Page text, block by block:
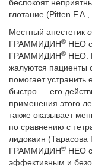
беспокоят
глотание (Pitten
Местный анестетик
ГРАММИДИН® НЕО
ГРАММИДИН® НЕО.
жалуются пациенты
помогает
быстро — его
применения этого
также оказывает
по сравнению с
лидокаин (Тарасова
ГРАММИДИН® НЕО
эффективным и